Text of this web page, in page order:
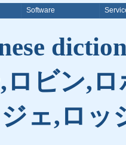
Software
ロビン,
ェ,ロッ